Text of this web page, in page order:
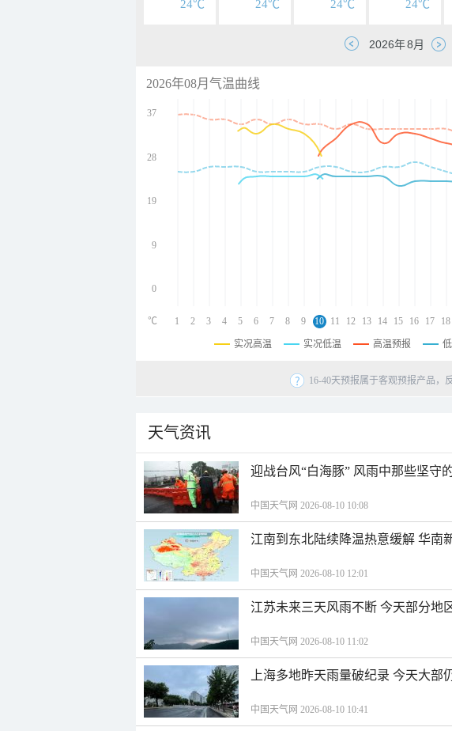
24℃ 24℃ 24℃ 24℃
2026年08月气温曲线
37
28
19
9
0
1 2 3 4 5 6 7 8 9 10 11 12 13 14 15 16 17 18
℃
实况高温 实况低温 高温预报
16-40天预报属于客观预报产品，
天气资讯
迎战台风“白海豚” 风雨中那些坚守
中国天气网 2026-08-10 10:08
江南到东北陆续降温热意缓解 华南
中国天气网 2026-08-10 12:01
江苏未来三天风雨不断 今天部分地
中国天气网 2026-08-10 11:02
上海多地昨天雨量破纪录 今天大部
中国天气网 2026-08-10 10:41